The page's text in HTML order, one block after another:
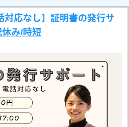
対応なし】証明書の発行サ
み/時短